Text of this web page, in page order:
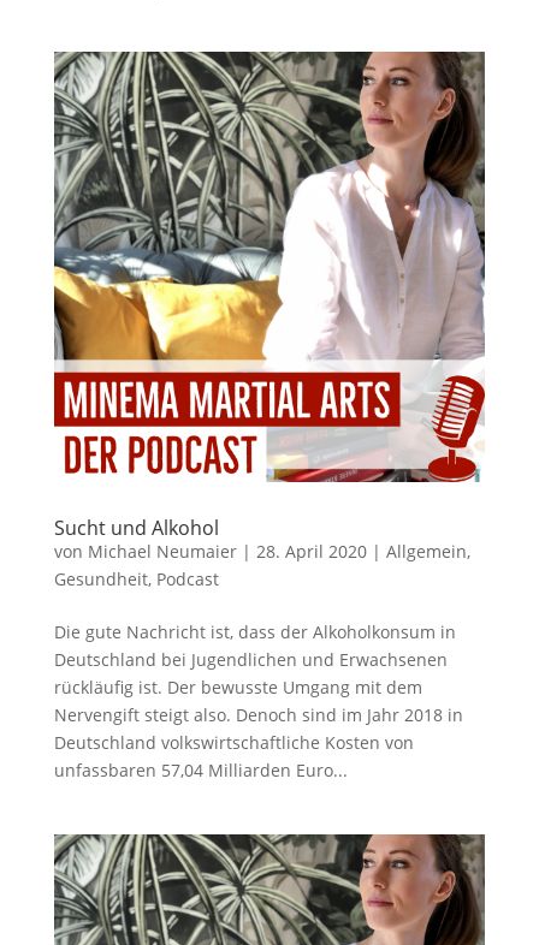
Sucht und Alkohol
von Michael Neumaier| 28. April 2020| Allgemein,
Gesundheit, Podcast
Die gute Nachricht ist, dass der Alkoholkonsum in
Deutschland bei Jugendlichen und Erwachsenen
rückläufig ist. Der bewusste Umgang mit dem
Nervengift steigt also. Denoch sind im Jahr 2018 in
Deutschland volkswirtschaftliche Kosten von
unfassbaren 57,04 Milliarden Euro...